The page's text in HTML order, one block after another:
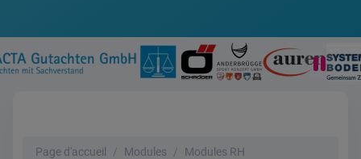
Page d'accueil Modules
Modules RH